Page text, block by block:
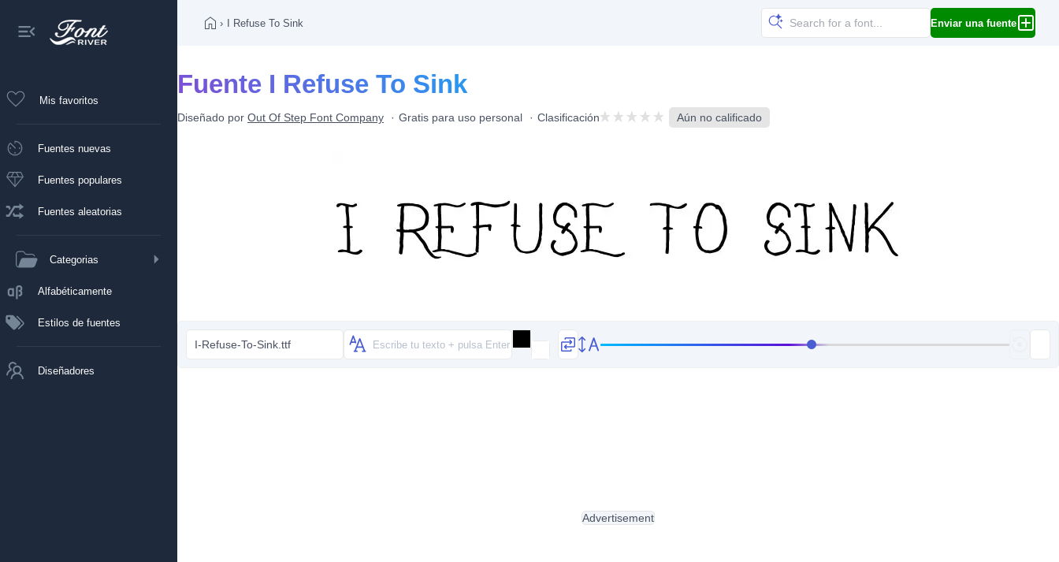
Mis favoritos
Fuentes nuevas
Fuentes populares
Fuentes aleatorias
Categorias
Alfabéticamente
Estilos de fuentes
Diseñadores
› I Refuse To Sink Enviar una fuente
Fuente I Refuse To Sink
Diseñado por Out Of Step Font Company Gratis para uso personal Clasificación Aún no calificado
I-Refuse-To-Sink.ttf
Advertisement